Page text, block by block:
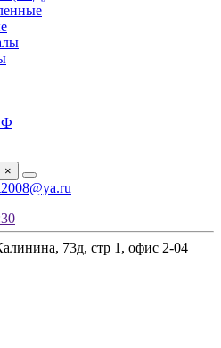
×
73д, стр 1, офис 2-04